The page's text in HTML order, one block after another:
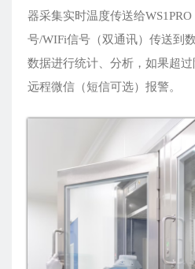
器采集实时温度传送给WS1PRO
号/WIFi信号（双通讯）传送到
数据进行统计、分析，如果超
远程微信（短信可选）报警。